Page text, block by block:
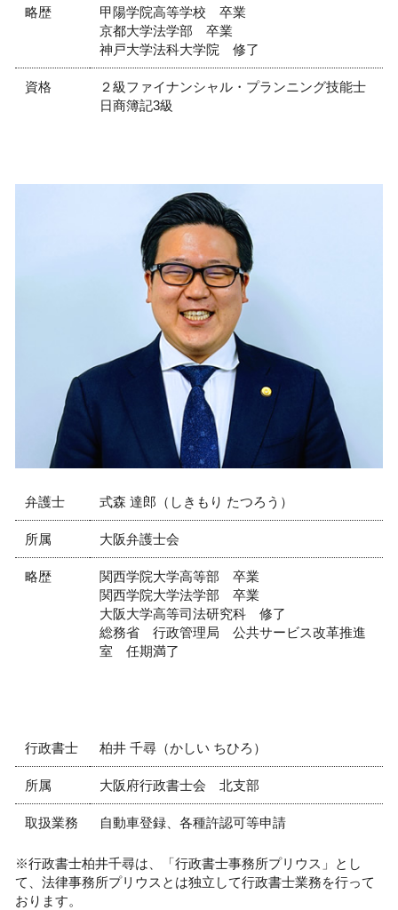
略歴
甲陽学院高等学校 卒業
京都大学法学部 卒業
神戸大学法科大学院 修了
資格
２級ファイナンシャル・プランニング技能士
日商簿記3級
弁護士 式森 達郎（しきもり たつろう）
所属 大阪弁護士会
略歴
関西学院大学高等部 卒業
関西学院大学法学部 卒業
大阪大学高等司法研究科 修了
総務省 行政管理局 公共サービス改革推進
室 任期満了
行政書士 柏井 千尋（かしい ちひろ）
所属 大阪府行政書士会 北支部
取扱業務 自動車登録、各種許認可等申請
※行政書士柏井千尋は、「行政書士事務所プリウス」とし
て、法律事務所プリウスとは独立して行政書士業務を行って
おります。